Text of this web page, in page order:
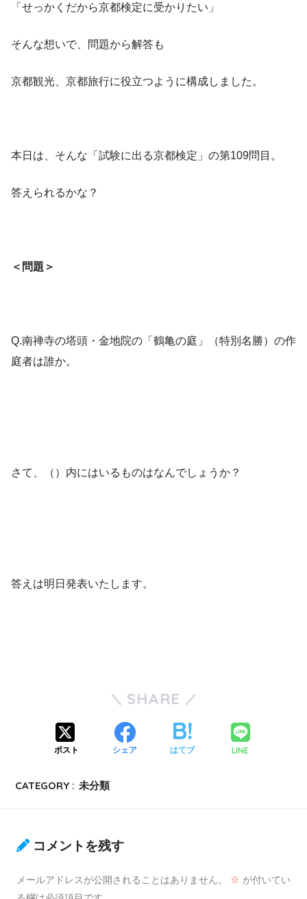
「せっかくだから京都検定に受かりたい」
そんな想いで、問題から解答も
京都観光、京都旅行に役立つように構成しました。
本日は、そんな「試験に出る京都検定」の第109問目。
答えられるかな？
＜問題＞
Q.南禅寺の塔頭・金地院の「鶴亀の庭」（特別名勝）の作
庭者は誰か。
さて、（）内にはいるものはなんでしょうか？
答えは明日発表いたします。
SHARE
ポスト シェア はてブ LINE
CATEGORY : 未分類
コメントを残す
メールアドレスが公開されることはありません。 ※ が付いてい